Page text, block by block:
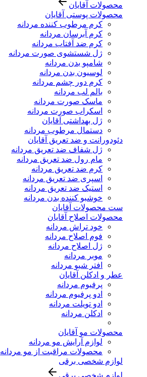
محصولات آقایان
محصولات پوستی آقایان
کرم مرطوب کننده مردانه
کرم آبرسان مردانه
کرم ضد آفتاب مردانه
ژل شستشوی صورت مردانه
شامپو بدن مردانه
لوسیون بدن مردانه
کرم دور چشم مردانه
بالم لب مردانه
ماسک صورت مردانه
اسکراب صورت مردانه
ژل بهداشتی آقایان
دستمال مرطوب مردانه
دئودورانت و ضد تعریق آقایان
ژل شفاف ضد تعریق مردانه
مام رول ضد تعریق مردانه
کرم ضد تعریق مردانه
اسپری ضد تعریق مردانه
استیک ضد تعریق مردانه
خوشبو کننده بدن مردانه
ست محصولات آقایان
محصولات اصلاح آقایان
خود تراش مردانه
فوم اصلاح مردانه
ژل اصلاح مردانه
موبر مردانه
افتر شیو مردانه
عطر و ادکلن آقایان
پرفیوم مردانه
ادو پرفیوم مردانه
ادو تویلت مردانه
ادکلن مردانه
محصولات مو آقایان
لوازم آرایش مو مردانه
محصولات مراقبت از مو مردانه
لوازم شخصی برقی
لوازم شخصی برقی